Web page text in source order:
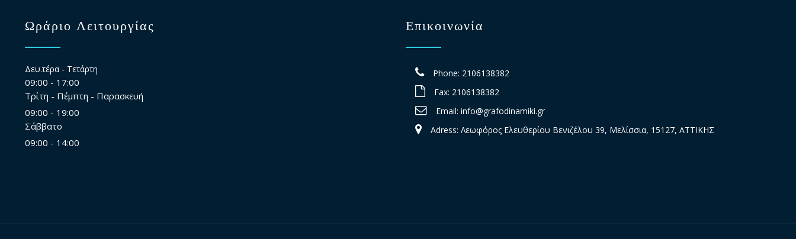
Ωράριο Λειτουργίας
Δευ.τέρα - Τετάρτη
09:00 - 17:00
Τρίτη - Πέμπτη - Παρασκευή
09:00 - 19:00
Σάββατο
09:00 - 14:00
Επικοινωνία
Phone: 2106138382
Fax: 2106138382
Email: info@grafodinamiki.gr
Adress: Λεωφόρος Ελευθερίου Βενιζέλου 39, Μελίσσια, 15127, ΑΤΤΙΚΗΣ